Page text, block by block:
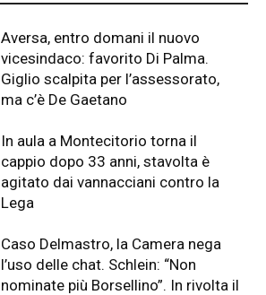
Aversa, entro domani il nuovo
vicesindaco: favorito Di Palma.
Giglio scalpita per l’assessorato,
ma c’è De Gaetano
In aula a Montecitorio torna il
cappio dopo 33 anni, stavolta è
agitato dai vannacciani contro la
Lega
Caso Delmastro, la Camera nega
l’uso delle chat. Schlein: “Non
nominate più Borsellino”. In rivolta il